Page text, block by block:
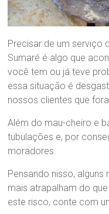
Precisar de um serviço
Sumaré é algo que
você tem ou já teve
essa situação é
nossos clientes que
Além do mau-cheiro e
tubulações e, por
moradores.
Pensando nisso,
mais atrapalham do
este risco, conte com